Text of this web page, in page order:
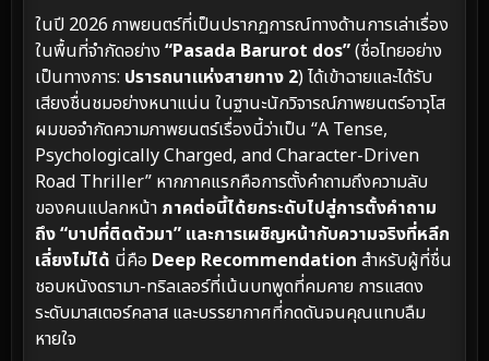
ในปี 2026 ภาพยนตร์ที่เป็นปรากฏการณ์ทางด้านการเล่าเรื่อง
ในพื้นที่จำกัดอย่าง “Pasada Barurot dos”(ชื่อไทยอย่าง
เป็นทางการ: ปรารถนาแห่งสายทาง 2) ได้เข้าฉายและได้รับ
เสียงชื่นชมอย่างหนาแน่น ในฐานะนักวิจารณ์ภาพยนตร์อาวุโส
ผมขอจำกัดความภาพยนตร์เรื่องนี้ว่าเป็น “A Tense,
Psychologically Charged, and Character-Driven
Road Thriller” หากภาคแรกคือการตั้งคำถามถึงความลับ
ของคนแปลกหน้าภาคต่อนี้ได้ยกระดับไปสู่การตั้งคำถาม
ถึง “บาปที่ติดตัวมา” และการเผชิญหน้ากับความจริงที่หลีก
เลี่ยงไม่ได้ นี่คือ Deep Recommendation สำหรับผู้ที่ชื่น
ชอบหนังดรามา-ทริลเลอร์ที่เน้นบทพูดที่คมคาย การแสดง
ระดับมาสเตอร์คลาส และบรรยากาศที่กดดันจนคุณแทบลืม
หายใจ